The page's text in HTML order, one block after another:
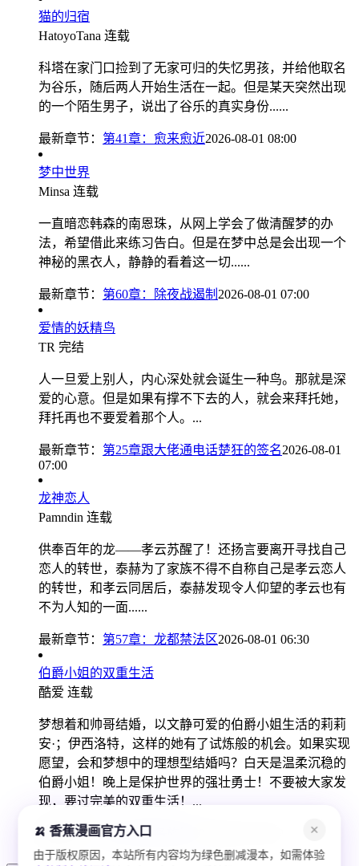
猫的归宿
HatoyoTana 连载
科塔在家门口捡到了无家可归的失忆男孩，并给他取名
为谷乐，随后两人开始生活在一起。但是某天突然出现
的一个陌生男子，说出了谷乐的真实身份......
最新章节： 第41章：愈来愈近2026-08-01 08:00
梦中世界
Minsa 连载
一直暗恋韩森的南恩珠，从网上学会了做清醒梦的办
法，希望借此来练习告白。但是在梦中总是会出现一个
神秘的黑衣人，静静的看着这一切......
最新章节： 第60章：除夜战遏制 2026-08-01 07:00
爱情的妖精鸟
TR 完结
人一旦爱上别人，内心深处就会诞生一种鸟。那就是深
爱的心意。但是如果有撑不下去的人，就会来拜托她，
拜托再也不要爱着那个人。...
最新章节： 第25章跟大佬通电话楚狂的签名2026-08-01
07:00
龙神恋人
Pamndin 连载
供奉百年的龙——孝云苏醒了！还扬言要离开寻找自己
恋人的转世，泰赫为了家族不得不自称自己是孝云恋人
的转世，和孝云同居后，泰赫发现令人仰望的孝云也有
不为人知的一面......
最新章节： 第57章：龙都禁法区2026-08-01 06:30
伯爵小姐的双重生活
酷爱 连载
梦想着和帅哥结婚，以文静可爱的伯爵小姐生活的莉莉
安·；伊西洛特，这样的她有了试炼般的机会。如果实现
愿望，会和梦想中的理想型结婚吗？白天是温柔沉稳的
伯爵小姐！晚上是保护世界的强壮勇士！不要被大家发
现，要过完美的双重生活！...
最新章节：第45话联名施压
🍌 香蕉漫画官方入口 ✕
由于版权原因，本站所有内容均为绿色删减漫本，如需体验